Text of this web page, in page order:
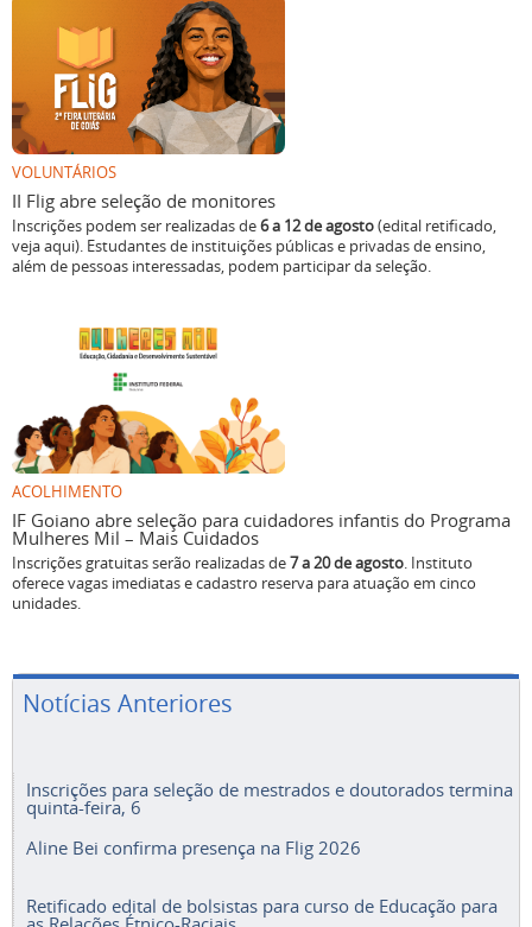
VOLUNTÁRIOS
II Flig abre seleção de monitores
Inscrições podem ser realizadas de6 a 12 de agosto(edital retificado,
veja aqui). Estudantes de instituições públicas e privadas de ensino,
além de pessoas interessadas, podem participar da seleção.
ACOLHIMENTO
IF Goiano abre seleção para cuidadores infantis do Programa
Mulheres Mil – Mais Cuidados
Inscrições gratuitas serão realizadas de7 a 20 de agosto. Instituto
oferece vagas imediatas e cadastro reserva para atuação em cinco
unidades.
Notícias Anteriores
Inscrições para seleção de mestrados e doutorados termina
quinta-feira, 6
Aline Bei confirma presença na Flig 2026
Retificado edital de bolsistas para curso de Educação para